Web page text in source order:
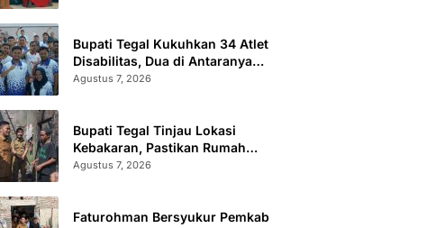
Bupati Tegal Kukuhkan 34 Atlet
Disabilitas, Dua di Antaranya
Berlaga di Level Dunia
Agustus 7, 2026
Bupati Tegal Tinjau Lokasi
Kebakaran, Pastikan Rumah
Korban Diperbaiki
Agustus 7, 2026
Faturohman Bersyukur Pemkab